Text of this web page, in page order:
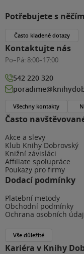
Často
Akce a slevy
Klub Knihy Dobrovský
Knižní závisláci
Affiliate spolupráce
Poukazy pro firmy
Dodací podmínky
Platební metody
Obchodní podmínky
Ochrana osobních
Vše důležité
Kariéra v Knihy
Potřebujete s
Často kladené dotazy
Kontaktujte nás
Po–Pá: 8:00–17:00
542 220 320
Všechny kontakty